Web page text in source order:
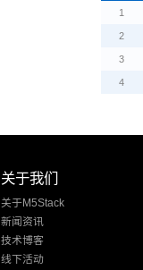
1
2
3
4
关于我们
关于M5Stack
新闻资讯
技术博客
线下活动